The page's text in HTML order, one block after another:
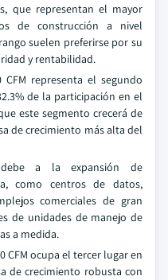
que representan el mayor
de construcción a nivel
suelen preferirse por su
y rentabilidad.
representa el segundo
de la participación en el
este segmento crecerá de
de crecimiento más alta del
a la expansión de
como centros de datos,
comerciales de gran
de unidades de manejo de
a medida.
CFM ocupa el tercer lugar en
de crecimiento robusta con